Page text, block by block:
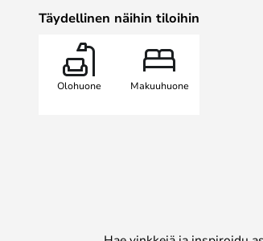
Täydellinen näihin tiloihin
Olohuone Makuuhuone